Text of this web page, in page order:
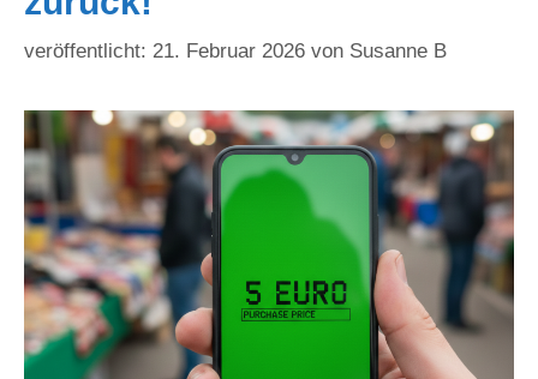
21. Februar 2026 von Susanne B